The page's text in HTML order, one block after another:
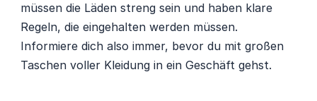
müssen die Läden streng sein und haben klare
Regeln, die eingehalten werden müssen.
Informiere dich also immer, bevor du mit großen
Taschen voller Kleidung in ein Geschäft gehst.